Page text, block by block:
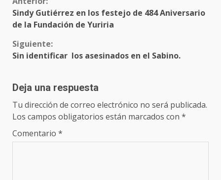
Sigue
leyendo
Sindy Gutiérrez en los festejo de 484 Aniversario
de la Fundación de Yuriria
Siguiente:
Sin identificar los asesinados en el Sabino.
Deja una respuesta
Tu dirección de correo electrónico no será publicada.
Los campos obligatorios están marcados con *
Comentario *